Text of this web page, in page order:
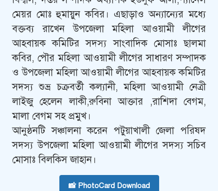
মেয়র মোঃ হুমায়ুন কবির। এছাড়াও অন্যান্যের মধ্যে
বক্তব্য রাখেন উপজেলা মহিলা আওয়ামী লীগের
আহবায়ক কমিটির সদস্য সাংবাদিক মোসাঃ ছালমা
কবির, পৌর মহিলা আওয়ামী লীগের সাধারণ সম্পাদক
ও উপজেলা মহিলা আওয়ামী লীগের আহবায়ক কমিটির
সদস্য শুভ্র চক্রবর্তী কল্যানী, মহিলা আওয়ামী নেত্রী
লাইজু হেলেন লাকী,রুবিনা আক্তার ,রাশিদা বেগম,
মালা বেগম সহ প্রমুখ।
আনুষ্ঠনটি সঞ্চালনা করেন পটুয়াখালী জেলা পরিষদ
সদস্য উপজেলা মহিলা আওয়ামী লীগের সদস্য সচিব
মোসাঃ বিলকিস জাহান।
📸 PhotoCard Download